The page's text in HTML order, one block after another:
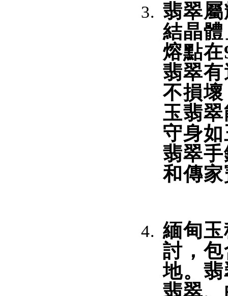
翡翠
結晶
熔點
翡翠
不損
玉翡
守身
翡翠
和傳
緬甸
討，
地。
翡翠